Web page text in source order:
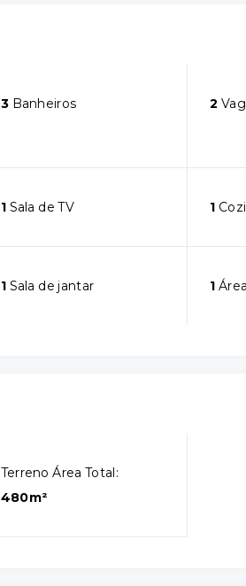
3Banheiros 2
1Sala de TV 1
1Sala de jantar 1
Terreno Área Total:
480m²